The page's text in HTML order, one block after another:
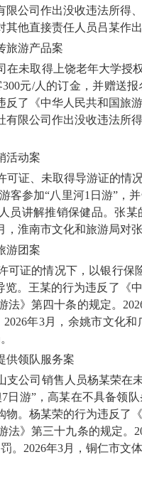
公司作出没收违法所得
他直接责任人员吕某作
游产品案
未取得上饶老年大学授
元/人的订金，并赠送
了《中华人民共和国旅
有限公司作出没收违法所
活动案
、未取得导游证的情
客参加“八里河1日游”，
员讲解推销保健品。张
淮南市文化和旅游局对
游团案
证的情况下，以银行保
览。王某的行为违反了《
法》第四十条的规定。
年3月，余姚市文化
领队服务案
司销售人员杨某荣在未
日游”，高某在不具备领
物。杨某荣的行为违反了
法》第三十九条的规定。
。2026年3月，铜仁市文